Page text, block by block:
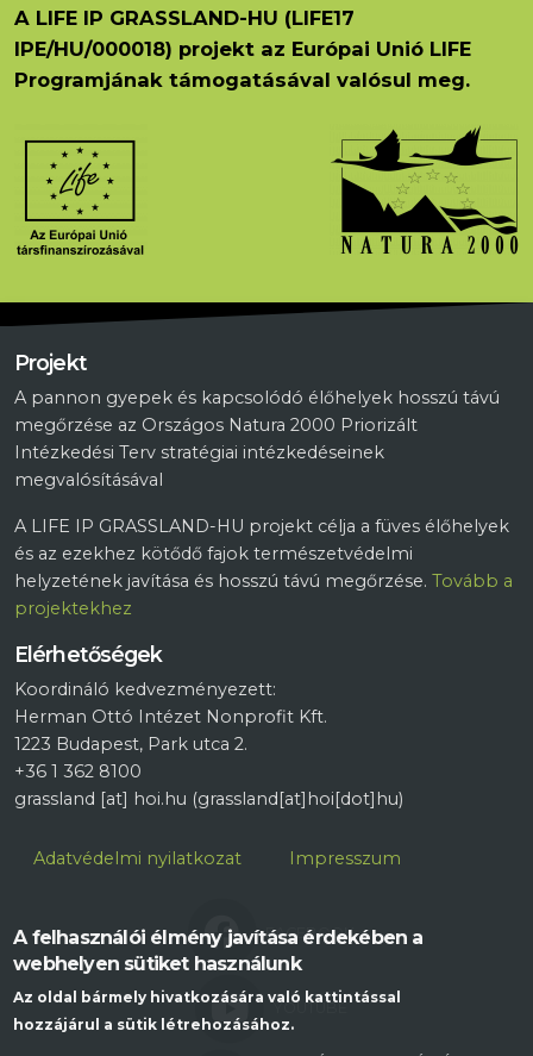
A LIFE IP GRASSLAND-HU (LIFE17
IPE/HU/000018) projekt az Európai Unió LIFE
Programjának támogatásával valósul meg.
Projekt
A pannon gyepek és kapcsolódó élőhelyek hosszú távú
megőrzése az Országos Natura 2000 Priorizált
Intézkedési Terv stratégiai intézkedéseinek
megvalósításával
A LIFE IP GRASSLAND-HU projekt célja a füves élőhelyek
és az ezekhez kötődő fajok természetvédelmi
helyzetének javítása és hosszú távú megőrzése. Tovább a
projektekhez
Elérhetőségek
Koordináló kedvezményezett:
Herman Ottó Intézet Nonprofit Kft.
1223 Budapest, Park utca 2.
+36 1 362 8100
grassland [at] hoi.hu (grassland[at]hoi[dot]hu)
Lábléc
Adatvédelmi nyilatkozat Impresszum
FACEBOOK
YOUTUBE
A felhasználói élmény javítása érdekében a
webhelyen sütiket használunk
Az oldal bármely hivatkozására való kattintással
hozzájárul a sütik létrehozásához.